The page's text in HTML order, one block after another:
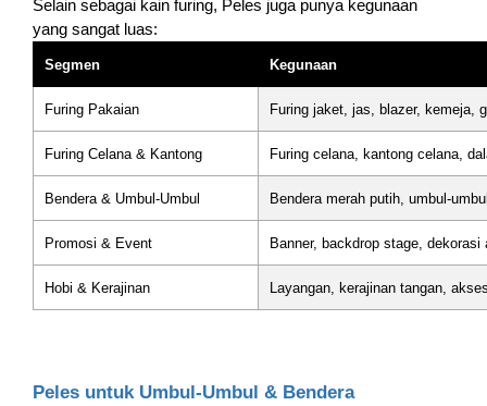
Selain sebagai kain furing, Peles juga punya kegunaan
yang sangat luas:
Segmen Kegunaan
Furing Pakaian Furing jaket, jas, blazer, kemeja,
Furing Celana & Kantong Furing celana, kantong celana,
Bendera & Umbul-Umbul Bendera merah putih, umbul-
Promosi & Event Banner, backdrop stage, dekorasi
Hobi & Kerajinan Layangan, kerajinan tangan,
Peles untuk Umbul-Umbul & Bendera